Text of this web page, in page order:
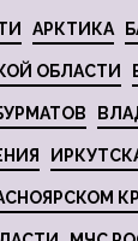
АРКТИКА
ОБЛАСТИ